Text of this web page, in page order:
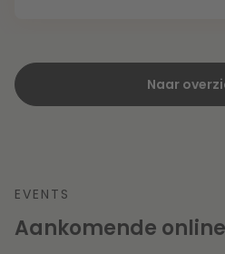
Naar
EVENTS
Aankomende